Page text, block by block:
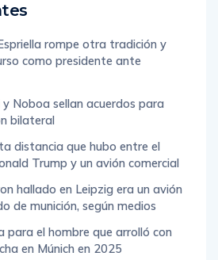
rompe otra tradición y
como presidente ante
y Noboa sellan acuerdos para
bilateral
distancia que hubo entre el
Trump y un avión comercial
hallado en Leipzig era un avión
de munición, según medios
para el hombre que arrolló con
en Múnich en 2025